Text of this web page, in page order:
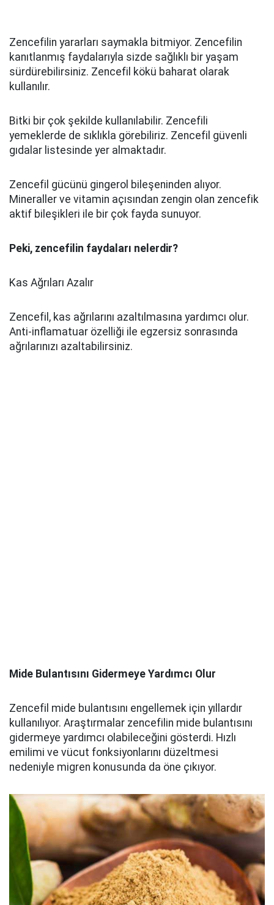
Zencefilin yararları saymakla bitmiyor. Zencefilin
kanıtlanmış faydalarıyla sizde sağlıklı bir yaşam
sürdürebilirsiniz. Zencefil kökü baharat olarak
kullanılır.
Bitki bir çok şekilde kullanılabilir. Zencefili
yemeklerde de sıklıkla görebiliriz. Zencefil güvenli
gıdalar listesinde yer almaktadır.
Zencefil gücünü gingerol bileşeninden alıyor.
Mineraller ve vitamin açısından zengin olan zencefik
aktif bileşikleri ile bir çok fayda sunuyor.
Peki, zencefilin faydaları nelerdir?
Kas Ağrıları Azalır
Zencefil, kas ağrılarını azaltılmasına yardımcı olur.
Anti-inflamatuar özelliği ile egzersiz sonrasında
ağrılarınızı azaltabilirsiniz.
Mide Bulantısını Gidermeye Yardımcı Olur
Zencefil mide bulantısını engellemek için yıllardır
kullanılıyor. Araştırmalar zencefilin mide bulantısını
gidermeye yardımcı olabileceğini gösterdi. Hızlı
emilimi ve vücut fonksiyonlarını düzeltmesi
nedeniyle migren konusunda da öne çıkıyor.